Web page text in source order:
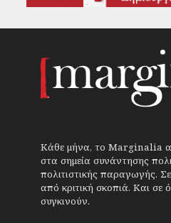
Κάθε μήνα, το Marginalia
στα σημεία συνάντησης
πολιτιστικής παραγωγής.
από κριτική σκοπιά. Και
συγκινούν.